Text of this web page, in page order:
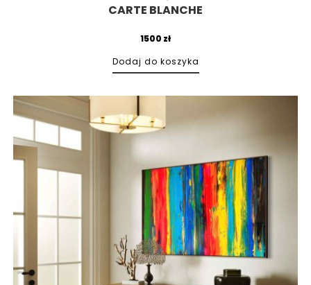
CARTE BLANCHE
1500 zł
Dodaj do koszyka